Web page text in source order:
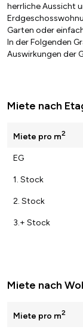
herrliche Aussicht
Garten oder
In der Folgenden
Auswirkungen der
Miete nach
Miete pro m2
EG
1. Stock
2. Stock
3.+ Stock
Miete nach
Miete pro m2